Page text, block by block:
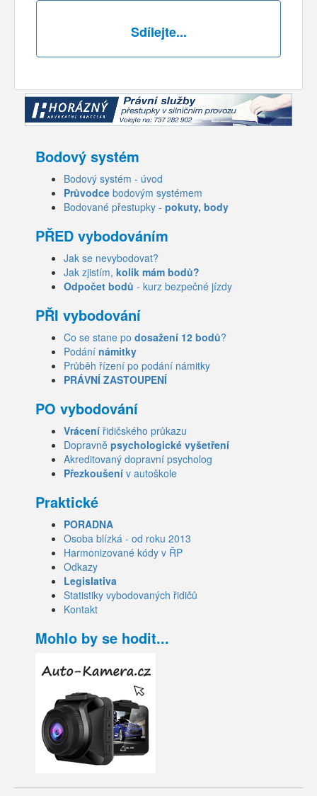
Sdílejte...
Bodový systém
Bodový systém - úvod
Průvodce bodovým systémem
Bodované přestupky - pokuty, body
PŘED vybodováním
Jak se nevybodovat?
Jak zjistím, kolik mám bodů?
Odpočet bodů - kurz bezpečné jízdy
PŘI vybodování
Co se stane po dosažení 12 bodů?
Podání námitky
Průběh řízení po podání námitky
PRÁVNÍ ZASTOUPENÍ
PO vybodování
Vrácení řidičského průkazu
Dopravně psychologické vyšetření
Akreditovaný dopravní psycholog
Přezkoušení v autoškole
Praktické
PORADNA
Osoba blízká - od roku 2013
Harmonizované kódy v ŘP
Odkazy
Legislativa
Statistiky vybodovaných řidičů
Kontakt
Mohlo by se hodit...